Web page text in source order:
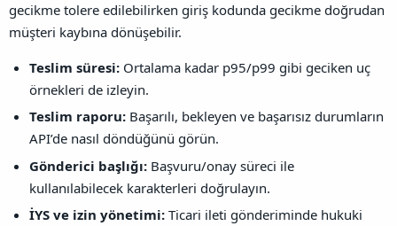
gecikme tolere edilebilirken giriş kodunda gecikme doğrudan
müşteri kaybına dönüşebilir.
Teslim süresi: Ortalama kadar p95/p99 gibi geciken uç
örnekleri de izleyin.
Teslim raporu: Başarılı, bekleyen ve başarısız durumların
API’de nasıl döndüğünü görün.
Gönderici başlığı: Başvuru/onay süreci ile
kullanılabilecek karakterleri doğrulayın.
İYS ve izin yönetimi: Ticari ileti gönderiminde hukuki